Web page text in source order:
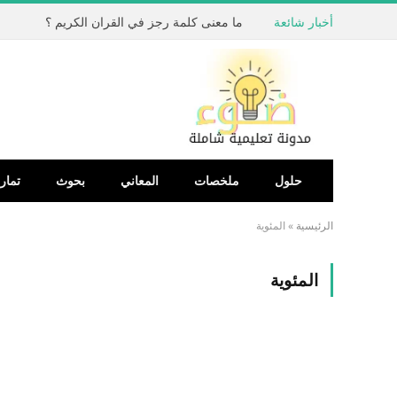
أخبار شائعة ما معنى كلمة رجز في القران الكريم ؟
حلول ملخصات المعاني بحوث
الرئيسية » المئوية
المئوية